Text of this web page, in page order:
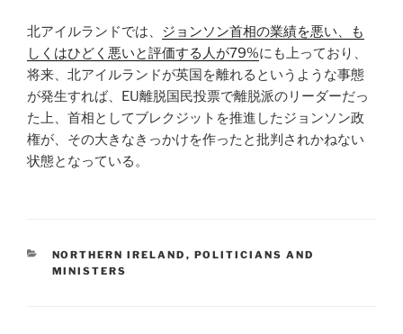
北アイルランドでは、 ジョンソン首相の業績を悪い、も
しくはひどく悪いと評価する人が79%にも上っており、
将来、北アイルランドが英国を離れるというような事態
が発生すれば、EU離脱国民投票で離脱派のリーダーだっ
た上、首相としてブレクジットを推進したジョンソン政
権が、その大きなきっかけを作ったと批判されかねない
状態となっている。
CATEGORIES
NORTHERN IRELAND , POLITICIANS AND
MINISTERS